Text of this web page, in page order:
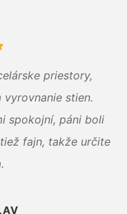
priestory,
stien.
spokojní, páni boli
fajn, takže určite